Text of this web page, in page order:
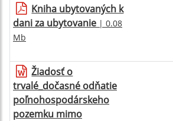
Kniha ubytovaných k
dani za ubytovanie | 0.08
Mb
Žiadosť o
trvalé_dočasné odňatie
poľnohospodárskeho
pozemku mimo